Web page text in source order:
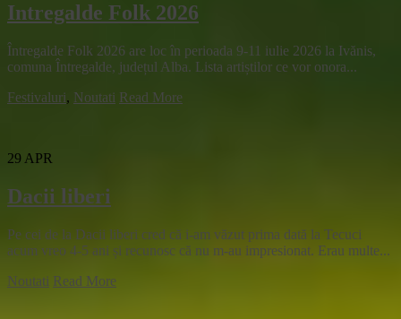
Intregalde Folk 2026
Întregalde Folk 2026 are loc în perioada 9-11 iulie 2026 la Ivănis,
comuna Întregalde, județul Alba. Lista artiștilor ce vor onora...
Festivaluri, Noutati Read More
29 APR
Dacii liberi
Pe cei de la Dacii liberi cred că i-am văzut prima dată la Tecuci
acum vreo 4-5 ani și recunosc că nu m-au impresionat. Erau multe...
Noutati Read More